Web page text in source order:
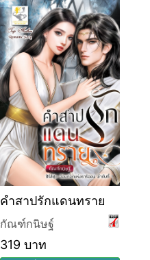
คำสาปรักแดนทราย
กัณฑ์กนิษฐ์
319 บาท